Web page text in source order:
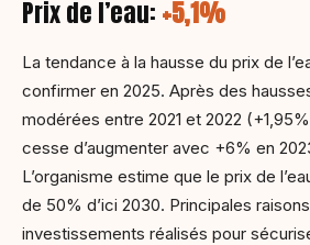
Prix de l’eau: +5,1%
La tendance à la hausse du prix de
confirmer en 2025. Après des
modérées entre 2021 et 2022
cesse d’augmenter avec +6% en
L’organisme estime que le prix de
de 50% d’ici 2030. Principales
investissements réalisés pour